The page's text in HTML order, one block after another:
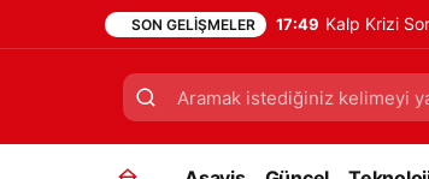
SON GELIŞMELER 17:49 Kalp Krizi